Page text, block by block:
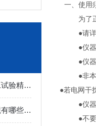
动三轴试验仪——提升土工试验精准度与效率的理想选择
智能弦式渗压计对使用环境有哪些要求
一、使用
为了
●请
●仪
●仪
●非
●若电网干
●仪
●不